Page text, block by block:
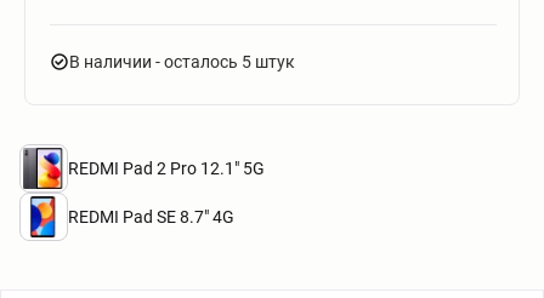
В наличии - осталось 5 штук
REDMI Pad 2 Pro 12.1" 5G
REDMI Pad SE 8.7" 4G